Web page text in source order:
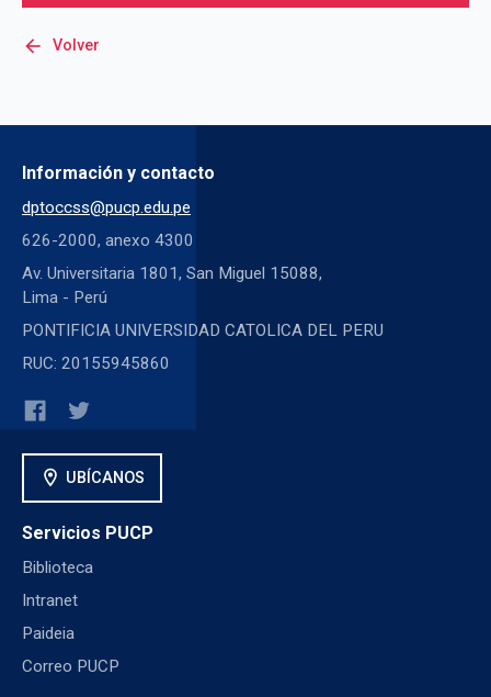
arrow_back Volver
Información y contacto
dptoccss@pucp.edu.pe
626-2000, anexo 4300
Av. Universitaria 1801, San Miguel 15088,
Lima - Perú
PONTIFICIA UNIVERSIDAD CATOLICA DEL PERU
RUC: 20155945860
location_on UBÍCANOS
Servicios PUCP
Biblioteca
Intranet
Paideia
Correo PUCP